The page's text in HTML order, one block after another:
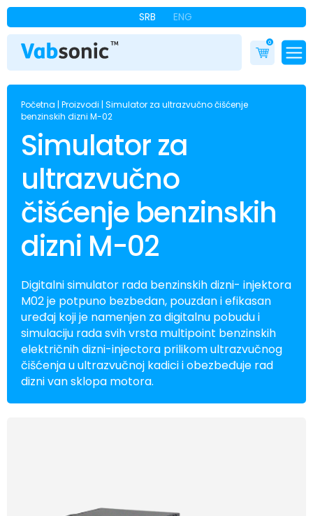
SRB ENG
0
Početna | Proizvodi | Simulator za ultrazvučno čišćenje
benzinskih dizni M-02
Simulator za
ultrazvučno
čišćenje benzinskih
dizni M-02
Digitalni simulator rada benzinskih dizni- injektora
M02 je potpuno bezbedan, pouzdan i efikasan
uređaj koji je namenjen za digitalnu pobudu i
simulaciju rada svih vrsta multipoint benzinskih
električnih dizni-injectora prilikom ultrazvučnog
čišćenja u ultrazvučnoj kadici i obezbeđuje rad
dizni van sklopa motora.